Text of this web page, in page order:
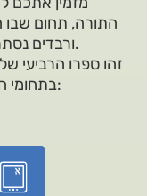
התורה, תחום שבו
ורבדים נסתרים על העבר, וגם על העתיד הצפון לנו.
זהו ספרו הרביעי
בתחומי